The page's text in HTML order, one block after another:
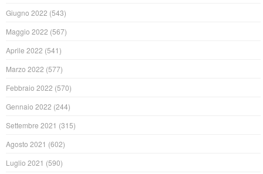
Giugno 2022 (543)
Maggio 2022 (567)
Aprile 2022 (541)
Marzo 2022 (577)
Febbraio 2022 (570)
Gennaio 2022 (244)
Settembre 2021 (315)
Agosto 2021 (602)
Luglio 2021 (590)